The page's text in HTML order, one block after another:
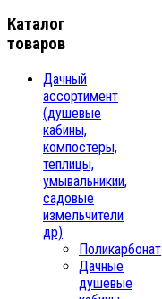
Каталог
товаров
Дачный
ассортимент
(душевые
кабины,
компостеры,
теплицы,
умывальникии,
садовые
измельчители
др)
Поликарбонат
Дачные
душевые